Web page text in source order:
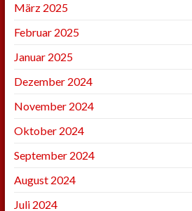
März 2025
Februar 2025
Januar 2025
Dezember 2024
November 2024
Oktober 2024
September 2024
August 2024
Juli 2024